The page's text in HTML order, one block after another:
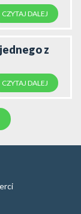
CZYTAJ DALEJ
z
CZYTAJ DALEJ